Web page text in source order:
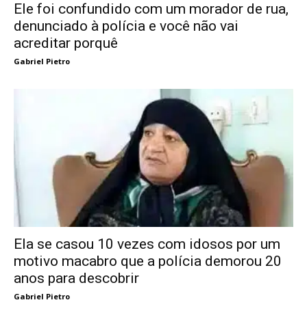
Ele foi confundido com um morador de rua,
denunciado à polícia e você não vai
acreditar porquê
Gabriel Pietro
Ela se casou 10 vezes com idosos por um
motivo macabro que a polícia demorou 20
anos para descobrir
Gabriel Pietro